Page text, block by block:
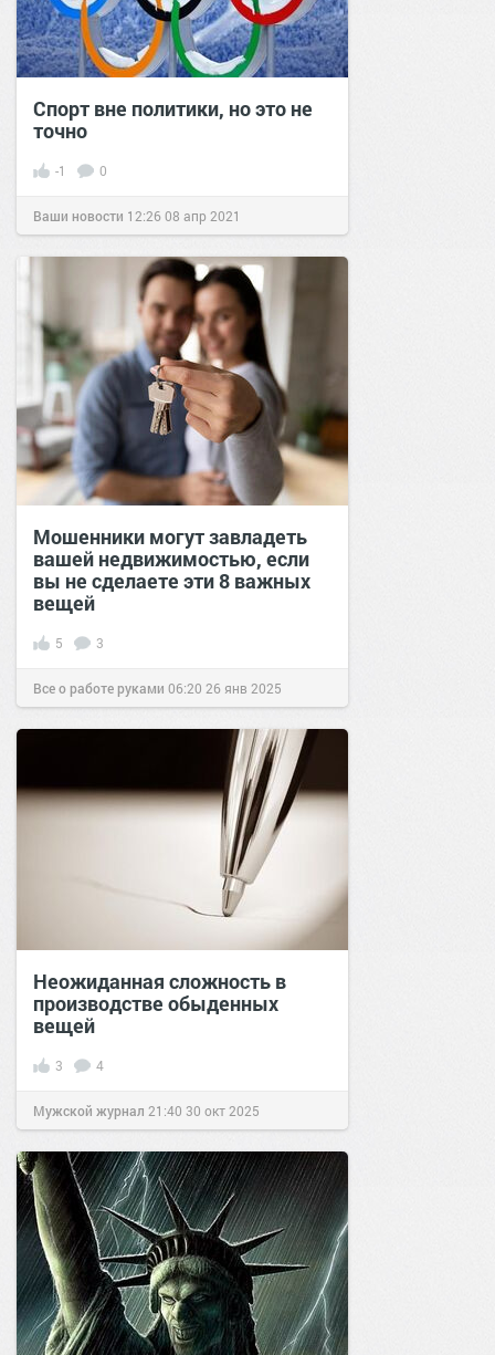
Спорт вне политики, но это не
точно
-1 0
Ваши новости 12:2608 апр 2021
Мошенники могут завладеть
вашей недвижимостью, если
вы не сделаете эти 8 важных
вещей
5 3
Все о работе руками 06:20 26 янв 2025
Неожиданная сложность в
производстве обыденных
вещей
3 4
Мужской журнал 21:40 30 окт 2025